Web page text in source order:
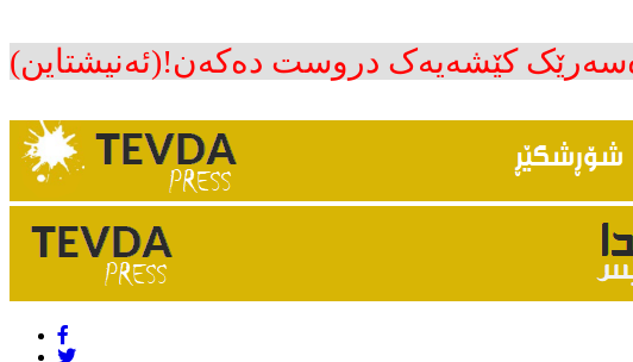
کێشەیەک دروست دەکەن!(ئەنیشتاین)